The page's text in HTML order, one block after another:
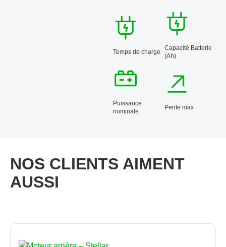
Temps de charge
Capacité Batterie
(Ah)
Puissance
nominale
Pente max
NOS CLIENTS AIMENT
AUSSI